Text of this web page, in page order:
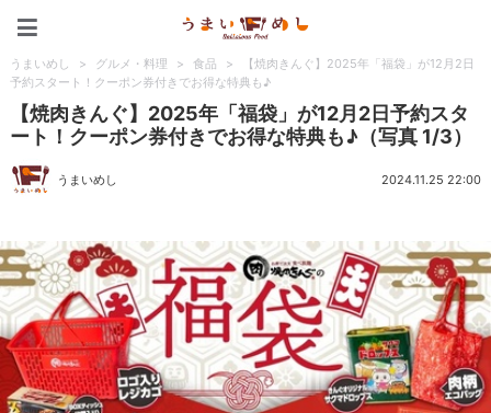
うまいめし > グルメ・料理 > 食品 >
【焼肉きんぐ】2025年「福袋」が12月2日
予約スタート！クーポン券付きでお得な特典も♪
【焼肉きんぐ】2025年「福袋」が12月2日予約スタ
ート！クーポン券付きでお得な特典も♪（写真 1/3）
うまいめし 2024.11.25 22:00